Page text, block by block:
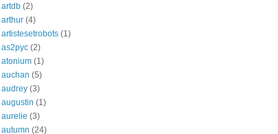
artdb (2)
arthur (4)
artistesetrobots (1)
as2pyc (2)
atonium (1)
auchan (5)
audrey (3)
augustin (1)
aurelie (3)
autumn (24)